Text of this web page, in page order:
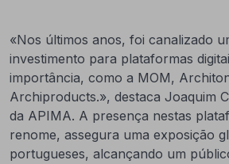
«Nos últimos anos, foi canalizado
investimento para plataformas
importância, como a MOM,
Archiproducts.», destaca Joaquim
da APIMA. A presença nestas
renome, assegura uma exposição
portugueses, alcançando um